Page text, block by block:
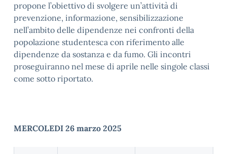
propone l’obiettivo di svolgere un’attività di
prevenzione, informazione, sensibilizzazione
nell’ambito delle dipendenze nei confronti della
popolazione studentesca con riferimento alle
dipendenze da sostanza e da fumo. Gli incontri
proseguiranno nel mese di aprile nelle singole classi
come sotto riportato.
MERCOLEDI 26 marzo 2025